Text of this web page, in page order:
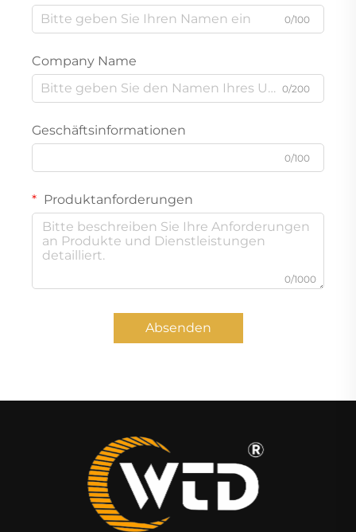
0/100
Company Name
0/200
Geschäftsinformationen
0/100
Produktanforderungen
0/1000
Absenden